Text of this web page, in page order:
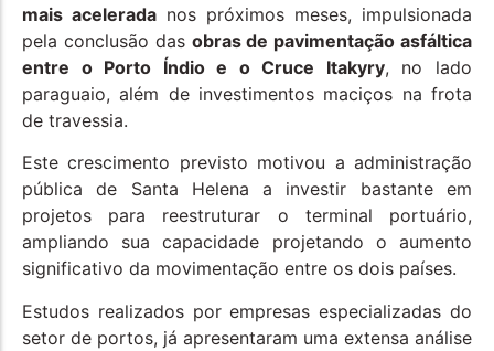
mais acelerada nos próximos meses, impulsionada
pela conclusão das obras de pavimentação asfáltica
entre o Porto Índio e o Cruce Itakyry, no lado
paraguaio, além de investimentos maciços na frota
de travessia.
Este crescimento previsto motivou a administração
pública de Santa Helena a investir bastante em
projetos para reestruturar o terminal portuário,
ampliando sua capacidade projetando o aumento
significativo da movimentação entre os dois países.
Estudos realizados por empresas especializadas do
setor de portos, já apresentaram uma extensa análise